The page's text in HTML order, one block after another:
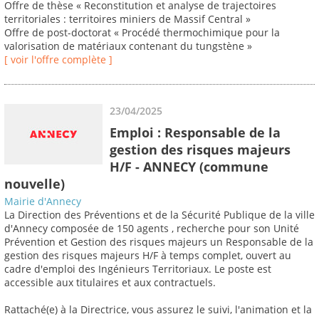
Offre de thèse « Reconstitution et analyse de trajectoires
territoriales : territoires miniers de Massif Central »
Offre de post-doctorat « Procédé thermochimique pour la
valorisation de matériaux contenant du tungstène »
[ voir l'offre complète ]
23/04/2025
Emploi : Responsable de la
gestion des risques majeurs
H/F - ANNECY (commune
nouvelle)
Mairie d'Annecy
La Direction des Préventions et de la Sécurité Publique de la ville
d'Annecy composée de 150 agents , recherche pour son Unité
Prévention et Gestion des risques majeurs un Responsable de la
gestion des risques majeurs H/F à temps complet, ouvert au
cadre d'emploi des Ingénieurs Territoriaux. Le poste est
accessible aux titulaires et aux contractuels.
Rattaché(e) à la Directrice, vous assurez le suivi, l'animation et la